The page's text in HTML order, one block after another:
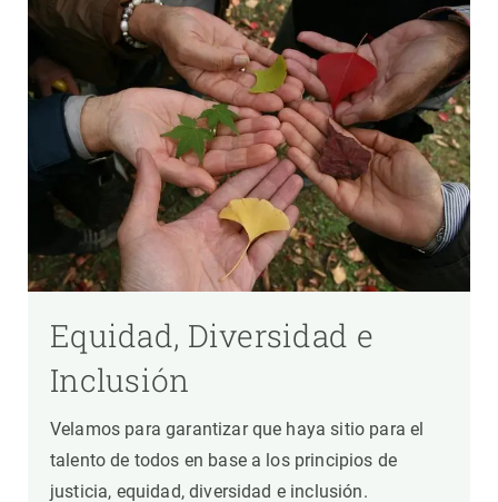
Equidad, Diversidad e
Inclusión
Velamos para garantizar que haya sitio para el
talento de todos en base a los principios de
justicia, equidad, diversidad e inclusión.